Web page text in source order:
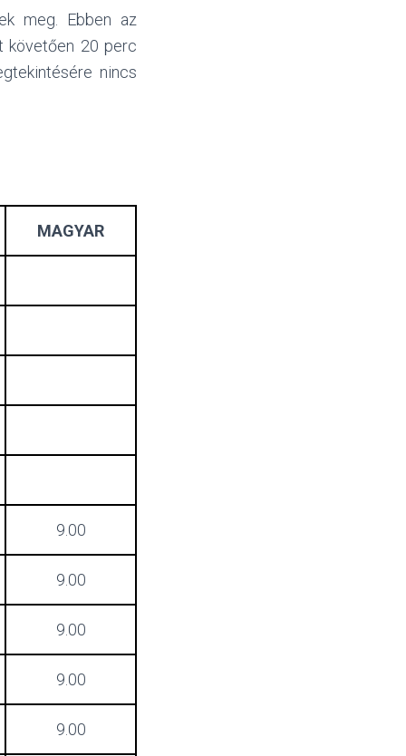
meg. Ebben az
követően 20 perc
nincs
MAGYAR
9.00
9.00
9.00
9.00
9.00